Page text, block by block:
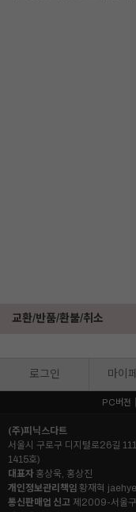
교환/반품/환불/취소
로그인 마이
PC버전
(주)피닉스다트
서울시 구로구 디지털로26길
1415호)
대표자 홍상욱, 홍상진
개인정보관리책임 황재혁
통신판매업 신고 제2009-서울